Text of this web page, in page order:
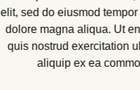
elit, sed do eiusmod
dolore magna aliqua. Ut
quis nostrud exercitation
aliquip ex ea